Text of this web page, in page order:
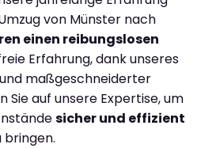
von Münster nach
einen reibungslosen
Erfahrung, dank unseres
maßgeschneiderter
Sie auf unsere Expertise, um
sicher und effizient
bringen.